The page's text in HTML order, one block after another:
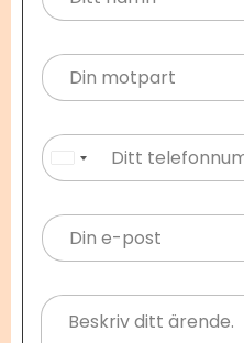
United States +1